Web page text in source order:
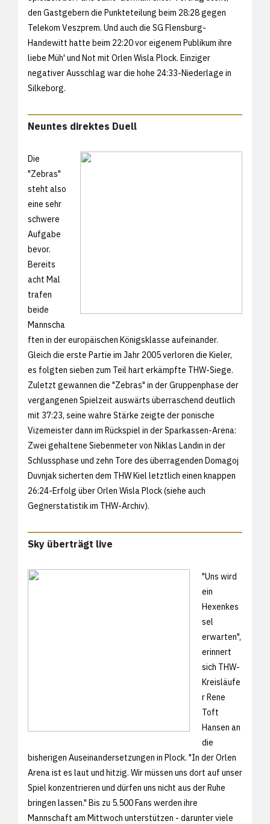
den Gastgebern die Punkteteilung beim 28:28 gegen
Telekom Veszprem. Und auch die SG Flensburg-
Handewitt hatte beim 22:20 vor eigenem Publikum ihre
liebe Müh' und Not mit Orlen Wisla Plock. Einziger
negativer Ausschlag war die hohe 24:33-Niederlage in
Silkeborg.
Neuntes direktes Duell
Die
"Zebras"
steht also
eine sehr
schwere
Aufgabe
bevor.
Bereits
acht Mal
trafen
beide
Mannscha
ften in der europäischen Königsklasse aufeinander.
Gleich die erste Partie im Jahr 2005 verloren die Kieler,
es folgten sieben zum Teil hart erkämpfte THW-Siege.
Zuletzt gewannen die "Zebras" in der Gruppenphase der
vergangenen Spielzeit auswärts überraschend deutlich
mit 37:23, seine wahre Stärke zeigte der ponische
Vizemeister dann im Rückspiel in der Sparkassen-Arena:
Zwei gehaltene Siebenmeter von Niklas Landin in der
Schlussphase und zehn Tore des überragenden Domagoj
Duvnjak sicherten dem THW Kiel letztlich einen knappen
26:24-Erfolg über Orlen Wisla Plock (siehe auch
Gegnerstatistik im THW-Archiv).
Sky überträgt live
"Uns wird
ein
Hexenkes
sel
erwarten",
erinnert
sich THW-
Kreisläufe
r Rene
Toft
Hansen an
die
bisherigen Auseinandersetzungen in Plock. "In der Orlen
Arena ist es laut und hitzig. Wir müssen uns dort auf unser
Spiel konzentrieren und dürfen uns nicht aus der Ruhe
bringen lassen." Bis zu 5.500 Fans werden ihre
Mannschaft am Mittwoch unterstützen - darunter viele